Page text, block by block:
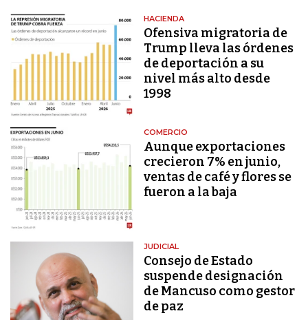
HACIENDA
Ofensiva migratoria de
Trump lleva las órdenes
de deportación a su
nivel más alto desde
1998
COMERCIO
Aunque exportaciones
crecieron 7% en junio,
ventas de café y flores se
fueron a la baja
JUDICIAL
Consejo de Estado
suspende designación
de Mancuso como gestor
de paz